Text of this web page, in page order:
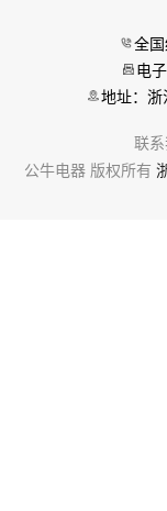
全
电
地址：
联
公牛电器 版权所有